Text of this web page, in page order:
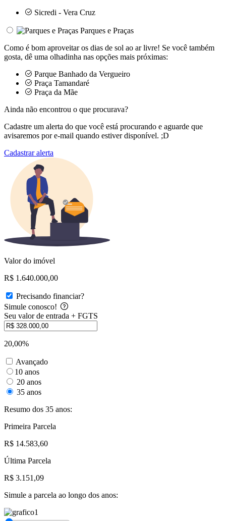
Sicredi - Vera Cruz
Parques e Praças
Como é bom aproveitar os dias de sol ao ar livre! Se você também
gosta, dê uma olhadinha nas opções mais próximas:
Parque Banhado da Vergueiro
Praça Tamandaré
Praça da Mãe
Ainda não encontrou o que procurava?
Cadastre um alerta do que você está procurando e aguarde que
avisaremos por e-mail quando estiver disponível. ;D
Cadastrar alerta
Valor do imóvel
R$ 1.640.000,00
Precisando financiar?
Simule conosco!
Seu valor de entrada + FGTS
20,00%
Avançado
10 anos
20 anos
35 anos
Resumo dos 35 anos:
Primeira Parcela
R$ 14.583,60
Última Parcela
R$ 3.151,09
Simule a parcela ao longo dos anos: